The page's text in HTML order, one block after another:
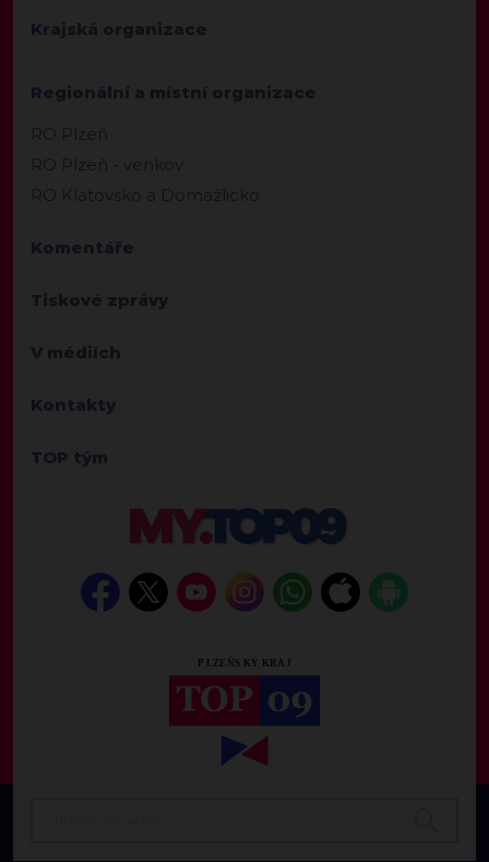
Krajská organizace
Regionální a místní organizace
RO Plzeň
RO Plzeň - venkov
RO Klatovsko a Domažlicko
Komentáře
Tiskové zprávy
V médiích
Kontakty
TOP tým